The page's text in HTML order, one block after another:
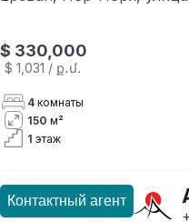
$ 330,000
$ 1,031 / ք․մ․
4 комнаты
150 м²
1 этаж
Контактный агент